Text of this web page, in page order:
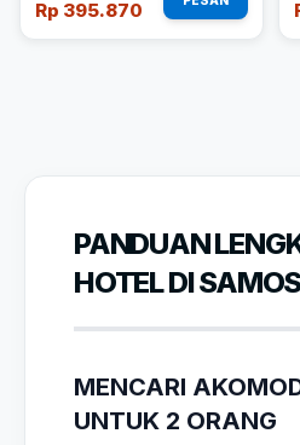
Rp 395.870
PANDUAN
HOTEL DI
MENCARI
UNTUK 2 ORANG